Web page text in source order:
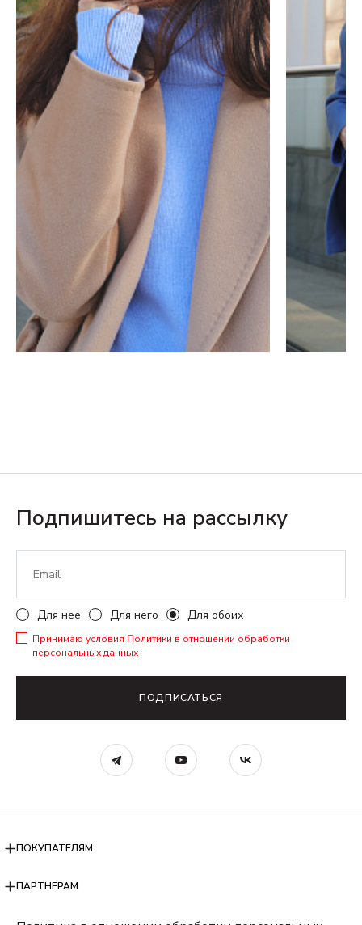
Подпишитесь на рассылку
Для нее Для него Для обоих
Принимаю условия Политики в отношении обработки
персональных данных
ПОДПИСАТЬСЯ
ПОКУПАТЕЛЯМ
ПАРТНЕРАМ